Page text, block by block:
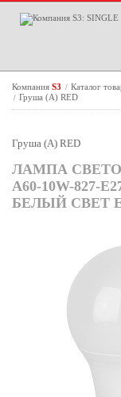
Компания S3 / Каталог
/ Груша (A) RED
Груша (A) RED
ЛАМПА
A60-10W-827-
БЕЛЫЙ СВЕТ